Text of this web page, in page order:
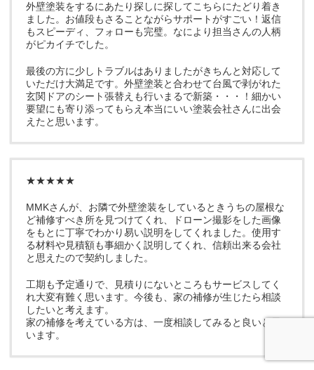
外壁塗装をするにあたり探しに探してこちらにたどり着き
ました。お値段もさることながらサポートがすごい！返信
もスピーディ、フォローも完璧。なにより担当さんの人柄
がピカイチでした。
最後の方に少しトラブルはありましたがきちんと対応して
いただけ大満足です。外壁塗装と合わせて台風で剥がれた
玄関ドアのシート張替えも行いまるで新築・・・！細かい
要望にも寄り添ってもらえ本当にいい塗装会社さんに出会
えたと思います。
★★★★★
MMKさんが、お隣で外壁塗装をしているときうちの屋根な
ど補修すべき所を見つけてくれ、ドローン撮影をした画像
をもとに丁寧でわかり易い説明をしてくれました。使用す
る材料や見積額も事細かく説明してくれ、信頼出来る会社
と思えたので契約しました。
工期も予定通りで、見積りにないところもサービスしてく
れ大変有難く思います。今後も、家の補修が生じたら相談
したいと考えます。
家の補修を考えている方は、一度相談してみると良いと思
います。